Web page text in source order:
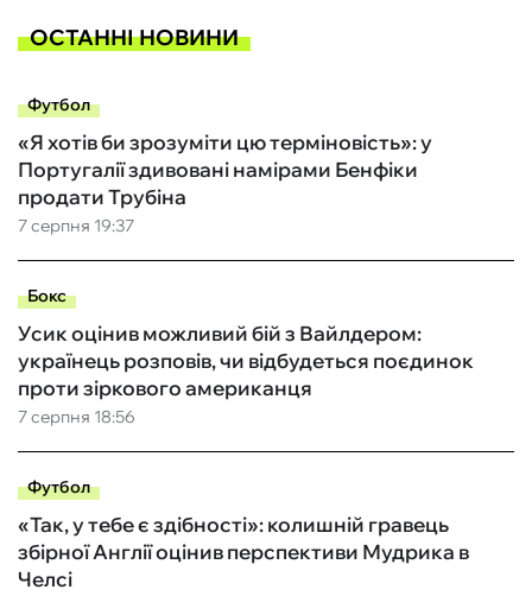
ОСТАННІ НОВИНИ
Футбол
7 серпня 19:37
«Я хотів би зрозуміти цю терміновість»: у
Португалії здивовані намірами Бенфіки
продати Трубіна
Бокс
7 серпня 18:56
Усик оцінив можливий бій з Вайлдером:
українець розповів, чи відбудеться поєдинок
проти зіркового американця
Футбол
«Так, у тебе є здібності»: колишній гравець
збірної Англії оцінив перспективи Мудрика в
Челсі